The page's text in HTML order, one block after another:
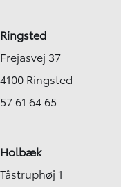
Ringsted
Frejasvej 37
4100 Ringsted
57 61 64 65
Holbæk
Tåstruphøj 1